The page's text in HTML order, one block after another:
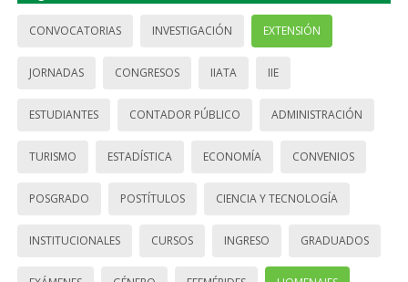
CONVOCATORIAS INVESTIGACIÓN EXTENSIÓN
JORNADAS CONGRESOS IIATA IIE
ESTUDIANTES CONTADOR PÚBLICO ADMINISTRACIÓN
TURISMO ESTADÍSTICA ECONOMÍA CONVENIOS
POSGRADO POSTÍTULOS CIENCIA Y TECNOLOGÍA
INSTITUCIONALES CURSOS INGRESO GRADUADOS